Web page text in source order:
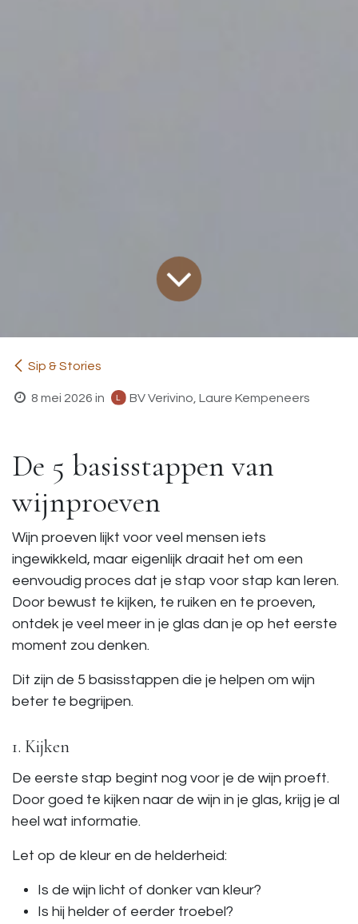
Sip & Stories
8 mei 2026 in BV Verivino, Laure Kempeneers
De 5 basisstappen van
wijnproeven
Wijn proeven lijkt voor veel mensen iets
ingewikkeld, maar eigenlijk draait het om een
eenvoudig proces dat je stap voor stap kan leren.
Door bewust te kijken, te ruiken en te proeven,
ontdek je veel meer in je glas dan je op het eerste
moment zou denken.
Dit zijn de 5 basisstappen die je helpen om wijn
beter te begrijpen.
1. Kijken
De eerste stap begint nog voor je de wijn proeft.
Door goed te kijken naar de wijn in je glas, krijg je al
heel wat informatie.
Let op de kleur en de helderheid:
Is de wijn licht of donker van kleur?
Is hij helder of eerder troebel?